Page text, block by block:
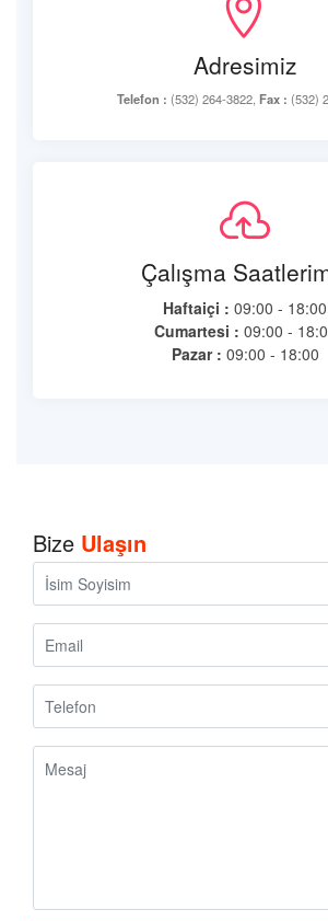
Adresimiz
Telefon : (532) 264-3822, Fax : (532)
Çalışma
Haftaiçi : 09:00 - 18:00
Cumartesi : 09:00 -
Pazar : 09:00 - 18:00
Bize Ulaşın